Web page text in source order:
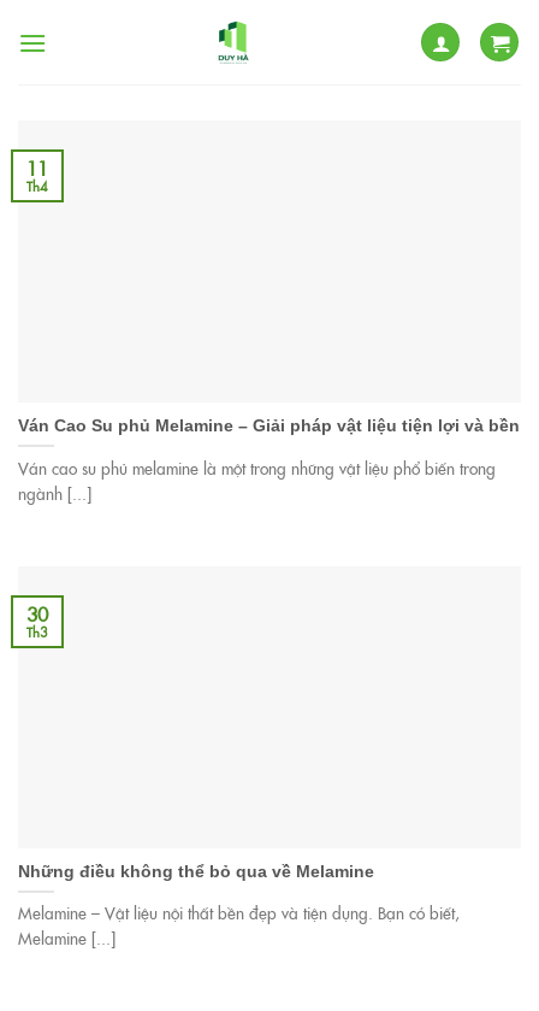
Ván Cao Su phủ Melamine – Giải pháp vật liệu tiện lợi và bền
Ván cao su phủ melamine là một trong những vật liệu phổ biến trong
ngành [...]
11
Th4
Những điều không thể bỏ qua về Melamine
Melamine – Vật liệu nội thất bền đẹp và tiện dụng. Bạn có biết,
Melamine [...]
30
Th3